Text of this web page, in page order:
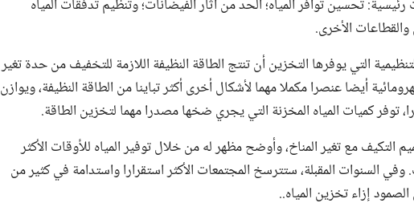
تحسين توافر المياه؛ الحد من آثار الفيضانات؛ وتنظيم تدفقات المياه
الأخرى.
التي يوفرها التخزين أن تنتج الطاقة النظيفة اللازمة للتخفيف من حدة تغير
أيضا عنصرا مكملا مهما لأشكال أخرى أكثر تباينا من الطاقة النظيفة، ويوازن
توفر كميات المياه المخزنة التي يجري ضخها مصدرا مهما لتخزين الطاقة.
التكيف مع تغير المناخ، وأوضح مظهر له من خلال توفير المياه للأوقات الأكثر
وفي السنوات المقبلة، ستترسخ المجتمعات الأكثر استقرارا واستدامة في كثير من
إزاء تخزين المياه..